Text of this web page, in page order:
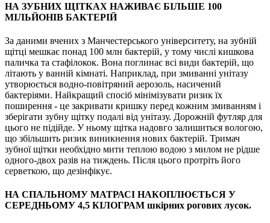
НА ЗУБНИХ ЩІТКАХ НАЖИВАЄ БІЛЬШЕ 100
МІЛЬЙОНІВ БАКТЕРІЙ
За даними вчених з Манчестерського університету, на зубній
щітці мешкає понад 100 млн бактерій, у тому числі кишкова
паличка та стафілокок. Вона поглинає всі види бактерій, що
літають у ванній кімнаті. Наприклад, при змиванні унітазу
утворюється водно-повітряний аерозоль, насичений
бактеріями. Найкращий спосіб мінімізувати ризик їх
поширення - це закривати кришку перед кожним змиванням і
зберігати зубну щітку подалі від унітазу. Дорожній футляр для
цього не підійде. У ньому щітка надовго залишиться вологою,
що збільшить ризик виникнення нових бактерій. Тримач
зубної щітки необхідно мити теплою водою з милом не рідше
одного-двох разів на тиждень. Після цього протріть його
серветкою, що дезінфікує.
НА СПАЛЬНОМУ МАТРАСІ НАКОПЛЮЄТЬСЯ У
СЕРЕДНЬОМУ 4,5 КІЛОГРАМ шкірних рогових лусок.